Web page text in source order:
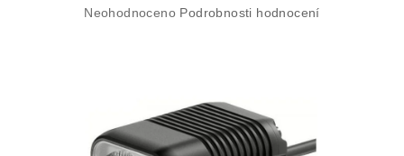
Průměrné
hvězdiček.
Neohodnoceno Podrobnosti hodnocení